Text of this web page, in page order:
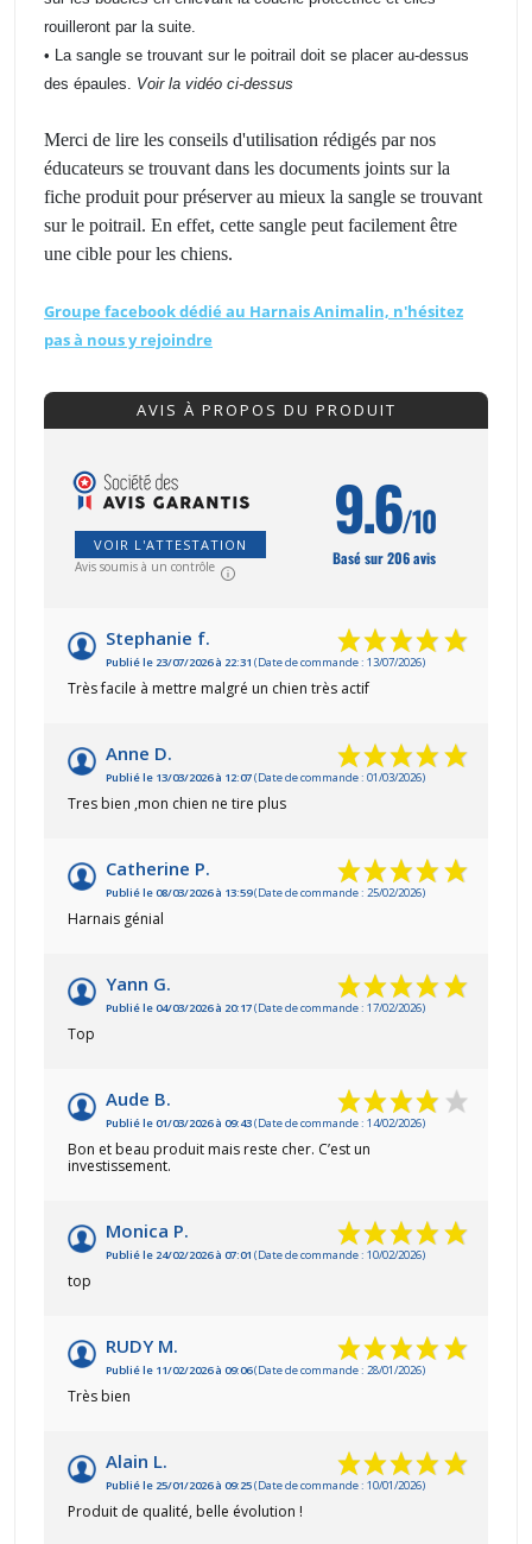
rouilleront par la suite.
• La sangle se trouvant sur le poitrail doit se placer au-dessus
des épaules. Voir la vidéo ci-dessus
Merci de lire les conseils d'utilisation rédigés par nos
éducateurs se trouvant dans les documents joints sur la
fiche produit pour préserver au mieux la sangle se trouvant
sur le poitrail. En effet, cette sangle peut facilement être
une cible pour les chiens.
Groupe facebook dédié au Harnais Animalin, n'hésitez
pas à nous y rejoindre
AVIS À PROPOS DU PRODUIT
VOIR L'ATTESTATION
Avis soumis à un contrôle
9.6/10
Basé sur 206 avis
Stephanie f.
Publié le 23/07/2026 à 22:31 (Date de commande : 13/07/2026)
Très facile à mettre malgré un chien très actif
Anne D.
Publié le 13/03/2026 à 12:07(Date de commande : 01/03/2026)
Tres bien ,mon chien ne tire plus
Catherine P.
Publié le 08/03/2026 à 13:59(Date de commande : 25/02/2026)
Harnais génial
Yann G.
Publié le 04/03/2026 à 20:17(Date de commande : 17/02/2026)
Top
Aude B.
Publié le 01/03/2026 à 09:43(Date de commande : 14/02/2026)
Bon et beau produit mais reste cher. C’est un
investissement.
Monica P.
Publié le 24/02/2026 à 07:01 (Date de commande : 10/02/2026)
top
RUDY M.
Publié le 11/02/2026 à 09:06(Date de commande : 28/01/2026)
Très bien
Alain L.
Publié le 25/01/2026 à 09:25(Date de commande : 10/01/2026)
Produit de qualité, belle évolution !